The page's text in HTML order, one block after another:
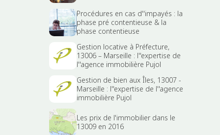
Procédures en cas d''impayés : la
phase pré contentieuse & la
phase contentieuse
Gestion locative à Préfecture,
13006 – Marseille : l''expertise de
l''agence immobilière Pujol
Gestion de bien aux Îles, 13007 -
Marseille : l''expertise de l''agence
immobilière Pujol
Les prix de l'immobilier dans le
13009 en 2016